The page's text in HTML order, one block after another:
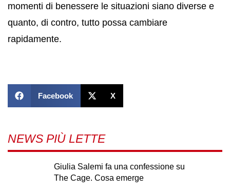
momenti di benessere le situazioni siano diverse e
quanto, di contro, tutto possa cambiare
rapidamente.
Facebook X
NEWS PIÙ LETTE
Giulia Salemi fa una confessione su
The Cage. Cosa emerge